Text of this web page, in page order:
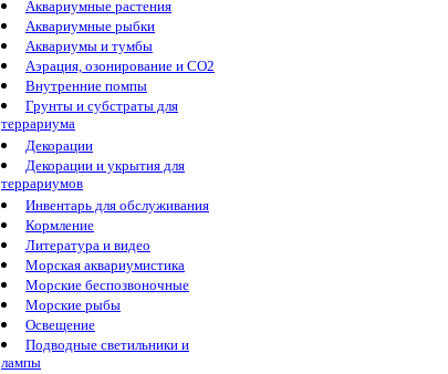
Аквариумные растения
Аквариумные рыбки
Аквариумы и тумбы
Аэрация, озонирование и CO2
Внутренние помпы
Грунты и субстраты для
террариума
Декорации
Декорации и укрытия для
террариумов
Инвентарь для обслуживания
Кормление
Литература и видео
Морская аквариумистика
Морские беспозвоночные
Морские рыбы
Освещение
Подводные светильники и
лампы